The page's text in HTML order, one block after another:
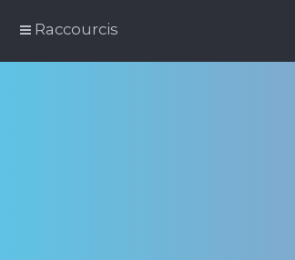
Raccourcis